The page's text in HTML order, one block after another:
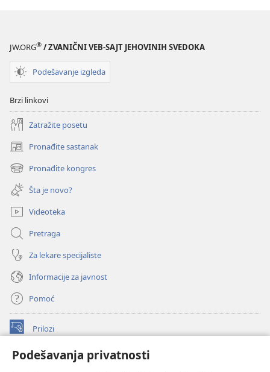
Podešavanja privatnosti
JW.ORG® / ZVANIČNI VEB-SAJT JEHOVINIH SVEDOKA
Podešavanje izgleda
Brzi linkovi
Zatražite posetu
Pronađite sastanak
(otvara
novi
prozor)
Pronađite kongres
(otvara
novi
prozor)
Šta je novo?
Videoteka
Pretraga
Za lekare specijaliste
Informacije za javnost
Pomoć
Prilozi
(otvara
prozor)ONLAJN BIBLIOTEKA Watchtower